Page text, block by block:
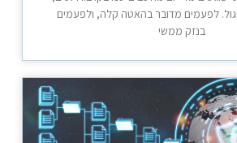
לפעמים מדובר בהאטה קלה, ולפעמים
בנזק ממשי